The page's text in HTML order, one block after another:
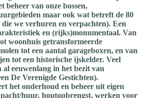
beheer van onze bossen,
maar ook wat betreft de 80
we verhuren en verpachten). Een
en (rijks)monumentaal. Van
woonhuis getransformeerde
tot een aantal garageboxen, en van
tot een historische ijskelder. Veel
eeuwenlang in het bezit van
De Verenigde Gestichten).
het onderhoud en beheer uit eigen
huur, houtopbrengst, werken voor